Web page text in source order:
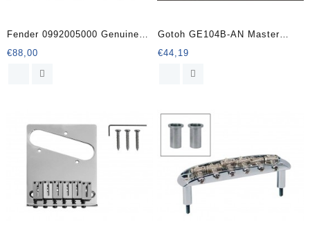
Fender 0992005000 Genuine
Replacement Part bridge
assembly for American Pro
€88,00
Gotoh GE104B-AN Master
Relic Collection bridge for e-
€44,19